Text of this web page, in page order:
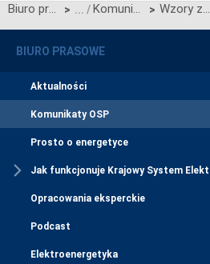
Biuro prasowe > Komunikaty OSP > Wzory zabezpieczeń wykonania zobowiązań wynikających z umów o przyłączenie do sieci przesyłowej
BIURO PRASOWE
Aktualności
Komunikaty OSP
Prosto o energetyce
Jak funkcjonuje Krajowy System
Opracowania eksperckie
Podcast
Elektroenergetyka